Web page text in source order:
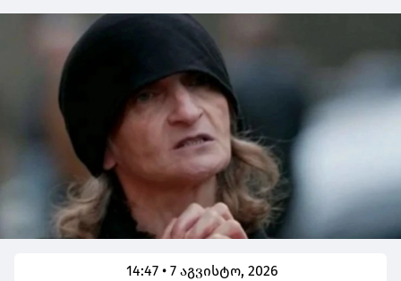
14:47 • 7 აგვისტო, 2026